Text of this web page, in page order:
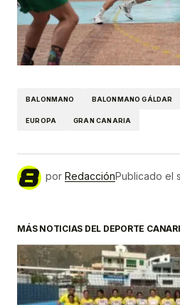
BALONMANO BALONMANO GÁLDAR
EUROPA GRAN CANARIA
por RedacciónPublicado el
MÁS NOTICIAS DEL DEPORTE